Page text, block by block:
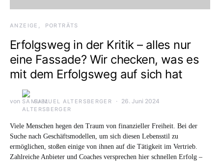
ANZEIGE PORTRÄTS
Erfolgsweg in der Kritik – alles nur
eine Fassade? Wir checken, was es
mit dem Erfolgsweg auf sich hat
von SAMUEL ALTERSBERGER 26. Juni 2024
Viele Menschen hegen den Traum von finanzieller Freiheit. Bei der
Suche nach Geschäftsmodellen, um sich diesen Lebensstil zu
ermöglichen, stoßen einige von ihnen auf die Tätigkeit im Vertrieb.
Zahlreiche Anbieter und Coaches versprechen hier schnellen Erfolg –